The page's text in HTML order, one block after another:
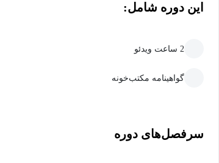
این دوره شامل:
2 ساعت ویدئو
گواهینامه مکتب‌خونه
سرفصل‌های دوره